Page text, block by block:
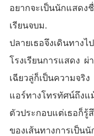
อกตามหาพระโอรสและอ
ฉินอี้เหยา  ได้รับบาดเจ็
ด็กทารกในอ้อมแขนเมื่อฟื้
ดีตไม่ได้ เพื่อให้นางและ
อยากจะเป็นนักแสด
เรียนจบม.
ปลายเธอจึงเดินทางไ
โรงเรียนการแสดง
เฉียวลู่ก็เป็นความจ
แอร์ทางโทรทัศน์ถึงแ
ตัวประกอบแต่เธอก็รู้
ของเส้นทางการเป็น